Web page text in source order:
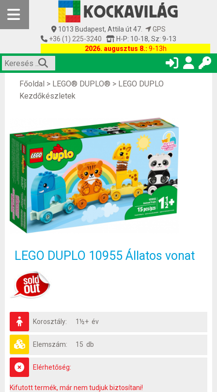
1013 Budapest, Attila út 47.
GPS
+36 (1) 225-3240
H-P: 10-18, Sz: 9-13
2026. augusztus 8.: 9-13h
Főoldal > LEGO® DUPLO® > LEGO DUPLO
Kezdőkészletek
LEGO DUPLO 10955 Állatos vonat
Korosztály: 1½+ év
Elemszám: 15 db
Elérhetőség:
Kifutott termék, már nem tudjuk biztosítani!